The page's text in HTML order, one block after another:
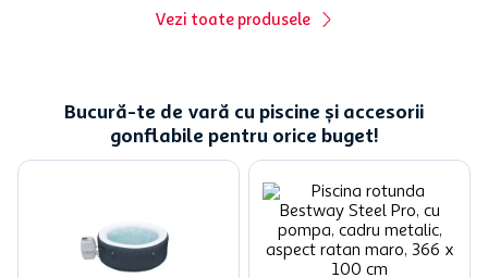
Vezi toate produsele
Bucură-te de vară cu piscine și accesorii
gonflabile pentru orice buget!